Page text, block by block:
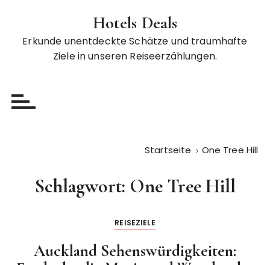
Hotels Deals
Erkunde unentdeckte Schätze und traumhafte
Ziele in unseren Reiseerzählungen.
Startseite One Tree Hill
Schlagwort: One Tree Hill
REISEZIELE
Auckland Sehenswürdigkeiten: